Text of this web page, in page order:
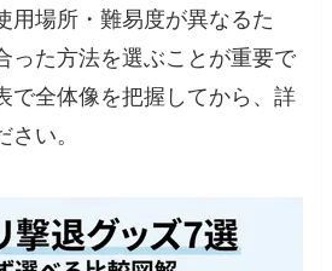
用場所・難易度が異なるた
った方法を選ぶことが重要で
で全体像を把握してから、詳
い。